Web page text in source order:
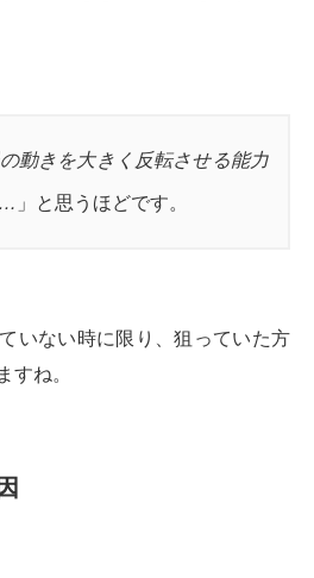
動きを大きく反転させる能力
… 」と思うほどです。
いない時に限り、狙っていた方
すね。